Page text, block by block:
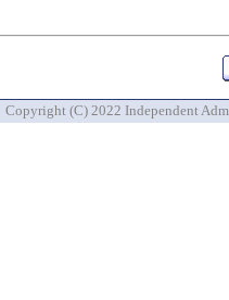
Copyright (C) 2022 Independent